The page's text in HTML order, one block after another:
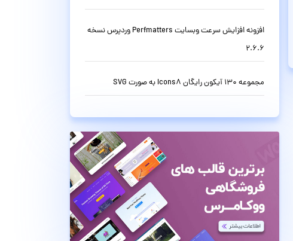
افزونه افزایش سرعت وبسایت Perfmatters وردپرس نسخه
2.6.6
مجموعه 130 آیکون رایگان Icons8 به صورت SVG